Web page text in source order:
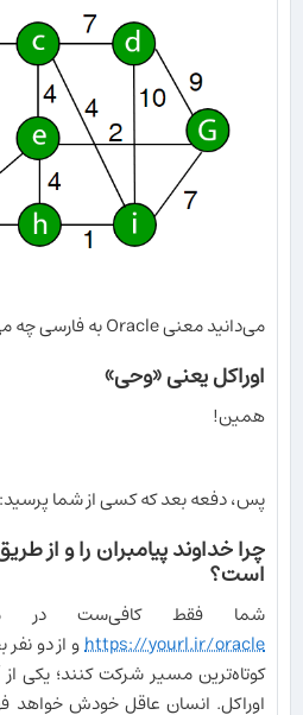
می‌دانید معنی Oracle به فارسی چه می‌شود؟
اوراکل یعنی «وحی»
همین!
پس، دفعه بعد که کسی از شما پرسید:
چرا خداوند پیامبران را و از
است؟
شما فقط کافی‌ست در
https://yourl.ir/oracleو از دو
کوتاه‌ترین مسیر شرکت کنند؛ یکی
اوراکل. انسانِ عاقل خودش خواهد